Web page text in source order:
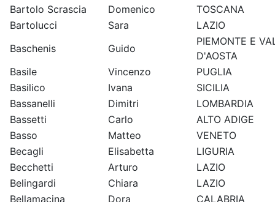
Bartolo Scrascia
Domenico
TOSCANA
Bartolucci
Sara
LAZIO
Baschenis
Guido
PIEMONTE E
D'AOSTA
Basile
Vincenzo
PUGLIA
Basilico
Ivana
SICILIA
Bassanelli
Dimitri
LOMBARDIA
Bassetti
Carlo
ALTO ADIGE
Basso
Matteo
VENETO
Becagli
Elisabetta
LIGURIA
Becchetti
Arturo
LAZIO
Belingardi
Chiara
LAZIO
Bellamacina
Dora
CALABRIA